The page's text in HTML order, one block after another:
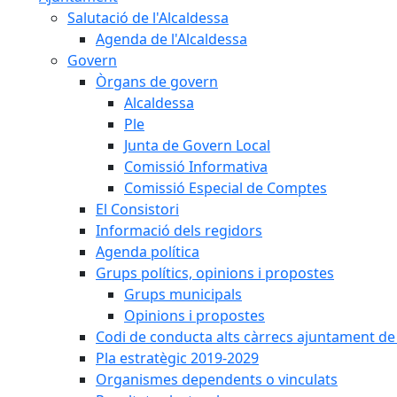
Salutació de l'Alcaldessa
Agenda de l'Alcaldessa
Govern
Òrgans de govern
Alcaldessa
Ple
Junta de Govern Local
Comissió Informativa
Comissió Especial de Comptes
El Consistori
Informació dels regidors
Agenda política
Grups polítics, opinions i propostes
Grups municipals
Opinions i propostes
Codi de conducta alts càrrecs ajuntament
Pla estratègic 2019-2029
Organismes dependents o vinculats